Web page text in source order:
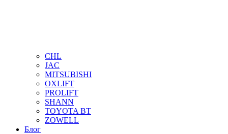
CHL
JAC
MITSUBISHI
OXLIFT
PROLIFT
SHANN
TOYOTA BT
ZOWELL
Блог